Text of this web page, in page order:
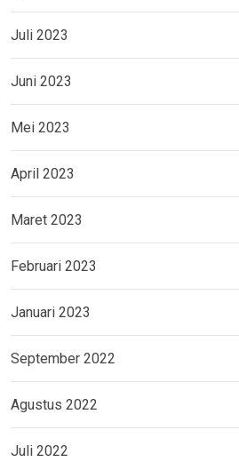
Juli 2023
Juni 2023
Mei 2023
April 2023
Maret 2023
Februari 2023
Januari 2023
September 2022
Agustus 2022
Juli 2022